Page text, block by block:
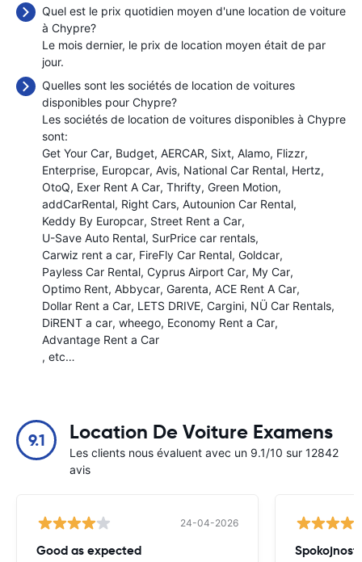
Quel est le prix quotidien moyen d'une location de voiture
à Chypre?
Le mois dernier, le prix de location moyen était de par
jour.
Quelles sont les sociétés de location de voitures
disponibles pour Chypre?
Les sociétés de location de voitures disponibles à Chypre
sont:
Get Your Car Budget AERCAR Sixt Alamo Flizzr
Enterprise Europcar Avis National Car Rental Hertz
OtoQ Exer Rent A Car Thrifty Green Motion
addCarRental Right Cars Autounion Car Rental
Keddy By Europcar Street Rent a Car
U-Save Auto Rental SurPrice car rentals
Carwiz rent a car FireFly Car Rental Goldcar
Payless Car Rental Cyprus Airport Car My Car
Optimo Rent Abbycar Garenta ACE Rent A Car
Dollar Rent a Car LETS DRIVE Cargini NÜ Car Rentals
DiRENT a car wheego Economy Rent a Car
Advantage Rent a Car
, etc…
9.1 Location De Voiture Examens
Les clients nous évaluent avec un 9.1/10 sur 12842
avis
24-04-2026
Good as expected Spokojnosť